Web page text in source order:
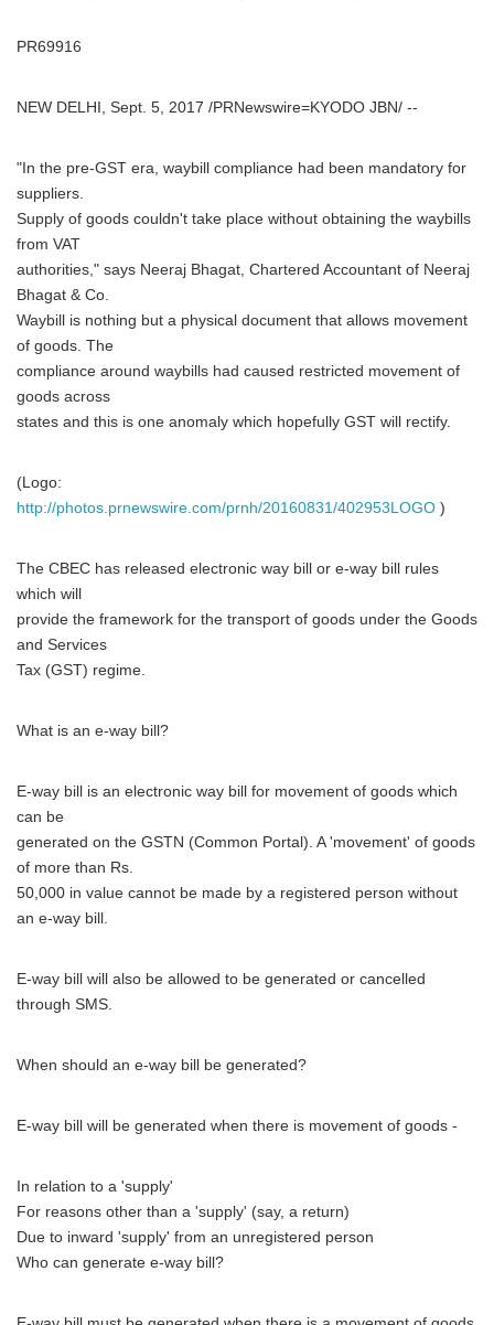
PR69916
NEW DELHI, Sept. 5, 2017 /PRNewswire=KYODO JBN/ --
"In the pre-GST era, waybill compliance had been mandatory for
suppliers.
Supply of goods couldn't take place without obtaining the waybills
from VAT
authorities," says Neeraj Bhagat, Chartered Accountant of Neeraj
Bhagat & Co.
Waybill is nothing but a physical document that allows movement
of goods. The
compliance around waybills had caused restricted movement of
goods across
states and this is one anomaly which hopefully GST will rectify.
(Logo:
http://photos.prnewswire.com/prnh/20160831/402953LOGO )
The CBEC has released electronic way bill or e-way bill rules
which will
provide the framework for the transport of goods under the Goods
and Services
Tax (GST) regime.
What is an e-way bill?
E-way bill is an electronic way bill for movement of goods which
can be
generated on the GSTN (Common Portal). A 'movement' of goods
of more than Rs.
50,000 in value cannot be made by a registered person without
an e-way bill.
E-way bill will also be allowed to be generated or cancelled
through SMS.
When should an e-way bill be generated?
E-way bill will be generated when there is movement of goods -
In relation to a 'supply'
For reasons other than a 'supply' (say, a return)
Due to inward 'supply' from an unregistered person
Who can generate e-way bill?